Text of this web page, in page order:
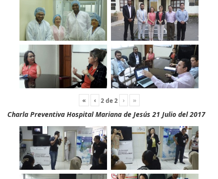
« ‹ 2de2 › »
Charla Preventiva Hospital Mariana de Jesús 21 Julio del 2017